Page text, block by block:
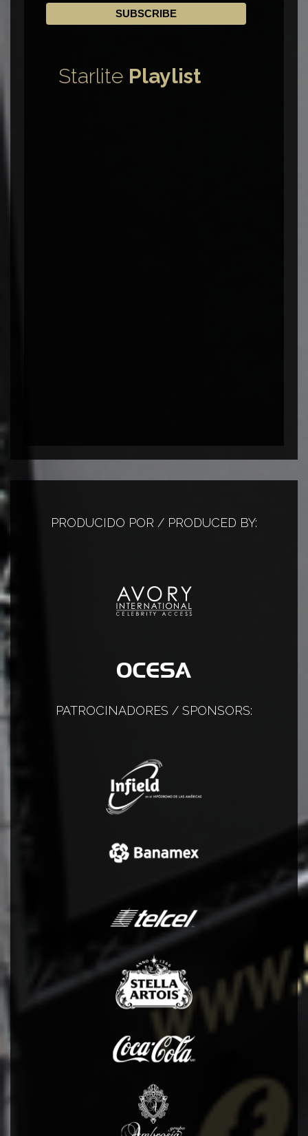
Starlite Playlist
PRODUCIDO POR / PRODUCED BY:
PATROCINADORES / SPONSORS: